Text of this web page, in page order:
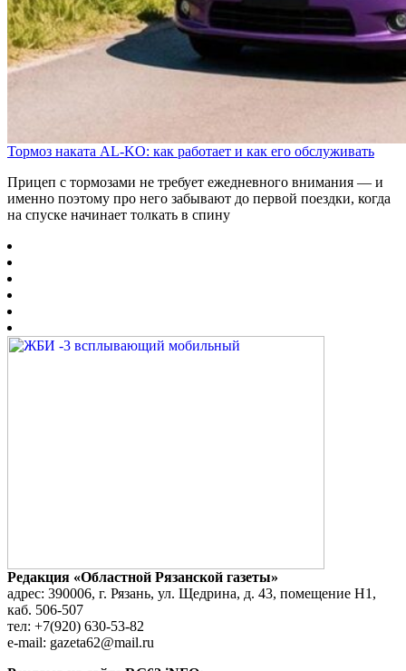
Тормоз наката AL-KO: как работает и как его обслуживать
Прицеп с тормозами не требует ежедневного внимания — и
именно поэтому про него забывают до первой поездки, когда
на спуске начинает толкать в спину
Редакция «Областной Рязанской газеты»
адрес: 390006, г. Рязань, ул. Щедрина, д. 43, помещение Н1,
каб. 506-507
тел: +7(920) 630-53-82
e-mail: gazeta62@mail.ru